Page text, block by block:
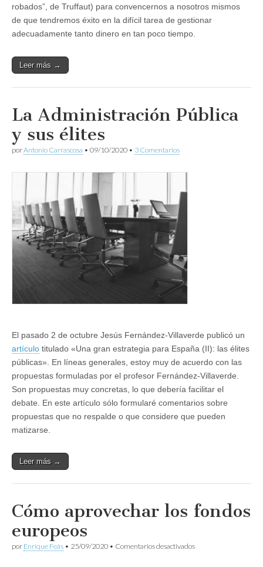
robados”, de Truffaut) para convencernos a nosotros mismos
de que tendremos éxito en la difícil tarea de gestionar
adecuadamente tanto dinero en tan poco tiempo.
Leer más →
La Administración Pública
y sus élites
porAntonio Carrascosa • 09/10/2020 • 3 Comentarios
El pasado 2 de octubre Jesús Fernández-Villaverde publicó un
artículo titulado «Una gran estrategia para España (II): las élites
públicas». En líneas generales, estoy muy de acuerdo con las
propuestas formuladas por el profesor Fernández-Villaverde.
Son propuestas muy concretas, lo que debería facilitar el
debate. En este artículo sólo formularé comentarios sobre
propuestas que no respalde o que considere que pueden
matizarse.
Leer más →
Cómo aprovechar los fondos
europeos
por Enrique Feás • 25/09/2020 • Comentarios desactivadosen